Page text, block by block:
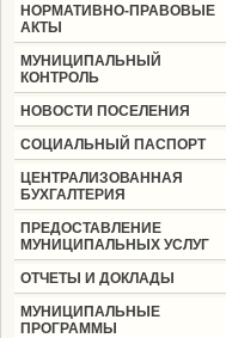
НОРМАТИВНО-ПРАВОВЫЕ
АКТЫ
МУНИЦИПАЛЬНЫЙ
КОНТРОЛЬ
НОВОСТИ ПОСЕЛЕНИЯ
СОЦИАЛЬНЫЙ ПАСПОРТ
ЦЕНТРАЛИЗОВАННАЯ
БУХГАЛТЕРИЯ
ПРЕДОСТАВЛЕНИЕ
МУНИЦИПАЛЬНЫХ УСЛУГ
ОТЧЕТЫ И ДОКЛАДЫ
МУНИЦИПАЛЬНЫЕ
ПРОГРАММЫ